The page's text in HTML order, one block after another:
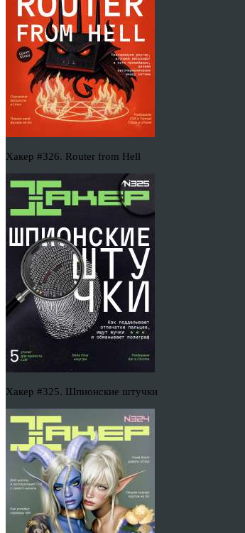
Хакер #326. Router from Hell
Хакер #325. Шпионские штучки